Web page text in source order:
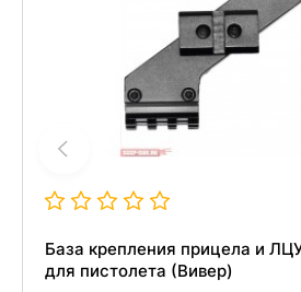
База крепления прицела и
для пистолета (Вивер)